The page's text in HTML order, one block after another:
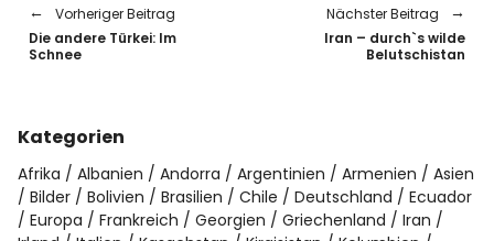
Vorheriger Beitrag
Die andere Türkei: Im
Schnee
Nächster Beitrag
Iran – durch`s wilde
Belutschistan
Kategorien
Afrika Albanien Andorra Argentinien Armenien
Asien
Bilder
Bolivien Brasilien Chile Deutschland
Ecuador
Europa
Frankreich Georgien Griechenland
Iran